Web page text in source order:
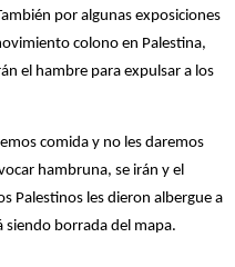
por algunas exposiciones
colono en Palestina,
el hambre para expulsar a los
comida y no les daremos
hambruna, se irán y el
Palestinos les dieron albergue a
siendo borrada del mapa.